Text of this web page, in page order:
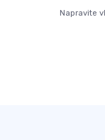
Napravite